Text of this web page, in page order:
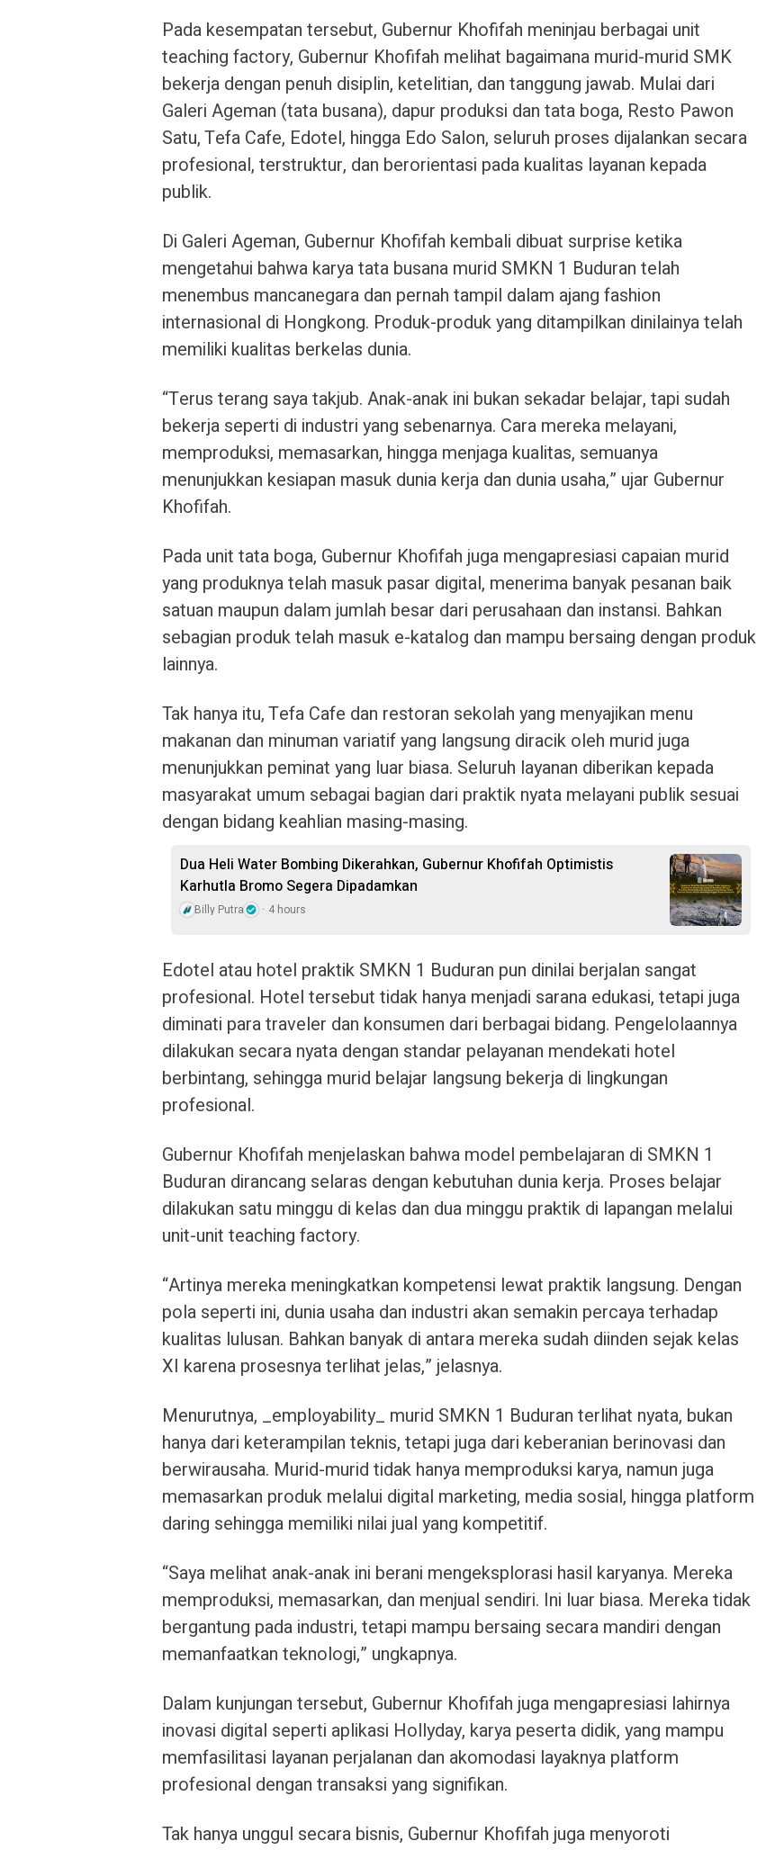
Pada kesempatan tersebut, Gubernur Khofifah meninjau berbagai unit
teaching factory, Gubernur Khofifah melihat bagaimana murid-murid SMK
bekerja dengan penuh disiplin, ketelitian, dan tanggung jawab. Mulai dari
Galeri Ageman (tata busana), dapur produksi dan tata boga, Resto Pawon
Satu, Tefa Cafe, Edotel, hingga Edo Salon, seluruh proses dijalankan secara
profesional, terstruktur, dan berorientasi pada kualitas layanan kepada
publik.
Di Galeri Ageman, Gubernur Khofifah kembali dibuat surprise ketika
mengetahui bahwa karya tata busana murid SMKN 1 Buduran telah
menembus mancanegara dan pernah tampil dalam ajang fashion
internasional di Hongkong. Produk-produk yang ditampilkan dinilainya telah
memiliki kualitas berkelas dunia.
“Terus terang saya takjub. Anak-anak ini bukan sekadar belajar, tapi sudah
bekerja seperti di industri yang sebenarnya. Cara mereka melayani,
memproduksi, memasarkan, hingga menjaga kualitas, semuanya
menunjukkan kesiapan masuk dunia kerja dan dunia usaha,” ujar Gubernur
Khofifah.
Pada unit tata boga, Gubernur Khofifah juga mengapresiasi capaian murid
yang produknya telah masuk pasar digital, menerima banyak pesanan baik
satuan maupun dalam jumlah besar dari perusahaan dan instansi. Bahkan
sebagian produk telah masuk e-katalog dan mampu bersaing dengan produk
lainnya.
Tak hanya itu, Tefa Cafe dan restoran sekolah yang menyajikan menu
makanan dan minuman variatif yang langsung diracik oleh murid juga
menunjukkan peminat yang luar biasa. Seluruh layanan diberikan kepada
masyarakat umum sebagai bagian dari praktik nyata melayani publik sesuai
dengan bidang keahlian masing-masing.
Dua Heli Water Bombing Dikerahkan, Gubernur Khofifah Optimistis
Karhutla Bromo Segera Dipadamkan
Billy Putra 4 hours
Edotel atau hotel praktik SMKN 1 Buduran pun dinilai berjalan sangat
profesional. Hotel tersebut tidak hanya menjadi sarana edukasi, tetapi juga
diminati para traveler dan konsumen dari berbagai bidang. Pengelolaannya
dilakukan secara nyata dengan standar pelayanan mendekati hotel
berbintang, sehingga murid belajar langsung bekerja di lingkungan
profesional.
Gubernur Khofifah menjelaskan bahwa model pembelajaran di SMKN 1
Buduran dirancang selaras dengan kebutuhan dunia kerja. Proses belajar
dilakukan satu minggu di kelas dan dua minggu praktik di lapangan melalui
unit-unit teaching factory.
“Artinya mereka meningkatkan kompetensi lewat praktik langsung. Dengan
pola seperti ini, dunia usaha dan industri akan semakin percaya terhadap
kualitas lulusan. Bahkan banyak di antara mereka sudah diinden sejak kelas
XI karena prosesnya terlihat jelas,” jelasnya.
Menurutnya, _employability_ murid SMKN 1 Buduran terlihat nyata, bukan
hanya dari keterampilan teknis, tetapi juga dari keberanian berinovasi dan
berwirausaha. Murid-murid tidak hanya memproduksi karya, namun juga
memasarkan produk melalui digital marketing, media sosial, hingga platform
daring sehingga memiliki nilai jual yang kompetitif.
“Saya melihat anak-anak ini berani mengeksplorasi hasil karyanya. Mereka
memproduksi, memasarkan, dan menjual sendiri. Ini luar biasa. Mereka tidak
bergantung pada industri, tetapi mampu bersaing secara mandiri dengan
memanfaatkan teknologi,” ungkapnya.
Dalam kunjungan tersebut, Gubernur Khofifah juga mengapresiasi lahirnya
inovasi digital seperti aplikasi Hollyday, karya peserta didik, yang mampu
memfasilitasi layanan perjalanan dan akomodasi layaknya platform
profesional dengan transaksi yang signifikan.
Tak hanya unggul secara bisnis, Gubernur Khofifah juga menyoroti